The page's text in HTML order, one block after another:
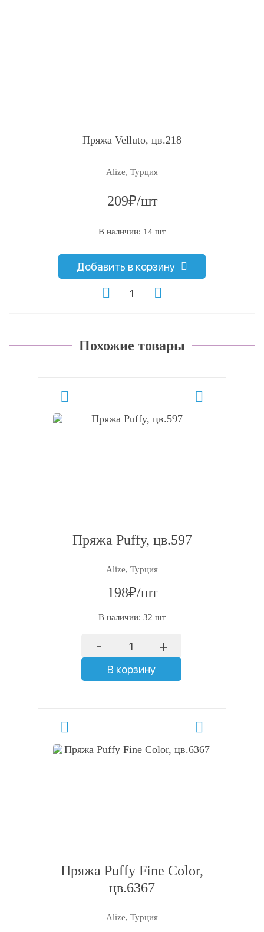
Пряжа Velluto, цв.218
Alize, Турция
209₽/шт
В наличии: 14 шт
Добавить в корзину
Похожие товары
Пряжа Puffy, цв.597
Alize, Турция
198₽/шт
В наличии: 32 шт
- +
В корзину
Пряжа Puffy Fine Color,
цв.6367
Alize, Турция